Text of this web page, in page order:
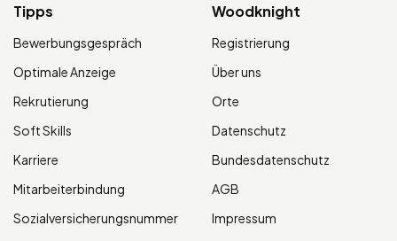
Tipps
Bewerbungsgespräch
Optimale Anzeige
Rekrutierung
Soft Skills
Karriere
Mitarbeiterbindung
Sozialversicherungsnummer
Woodknight
Registrierung
Über uns
Orte
Datenschutz
Bundesdatenschutz
AGB
Impressum